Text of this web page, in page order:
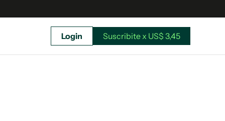
Login Suscribite x US$ 3,45